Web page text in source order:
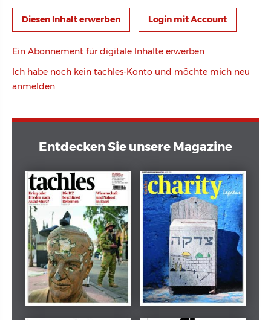
Login mit Account
Ein Abonnement für digitale Inhalte erwerben
Ich habe noch kein tachles-Konto und möchte mich neu
anmelden
Entdecken Sie unsere Magazine